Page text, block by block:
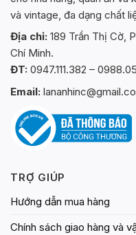
và vintage, đa dạng chất
Địa chỉ: 189 Trần Thị Cờ,
Chí Minh.
ĐT: 0947.111.382 –
Email:
TRỢ GIÚP
Hướng dẫn mua hàng
Chính sách giao hàng và